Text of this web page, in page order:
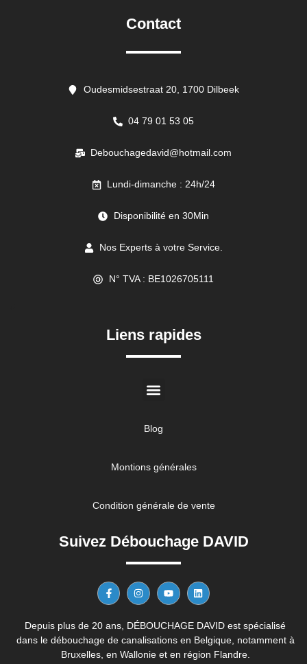
Contact
Oudesmidsestraat 20, 1700 Dilbeek
04 79 01 53 05
Debouchagedavid@hotmail.com
Lundi-dimanche : 24h/24
Disponibilité en 30Min
Nos Experts à votre Service.
N° TVA : BE1026705111
Liens rapides
Blog
Montions générales
Condition générale de vente
Suivez Débouchage DAVID
Depuis plus de 20 ans, DÉBOUCHAGE DAVID est spécialisé
dans le débouchage de canalisations en Belgique, notamment à
Bruxelles, en Wallonie et en région Flandre.